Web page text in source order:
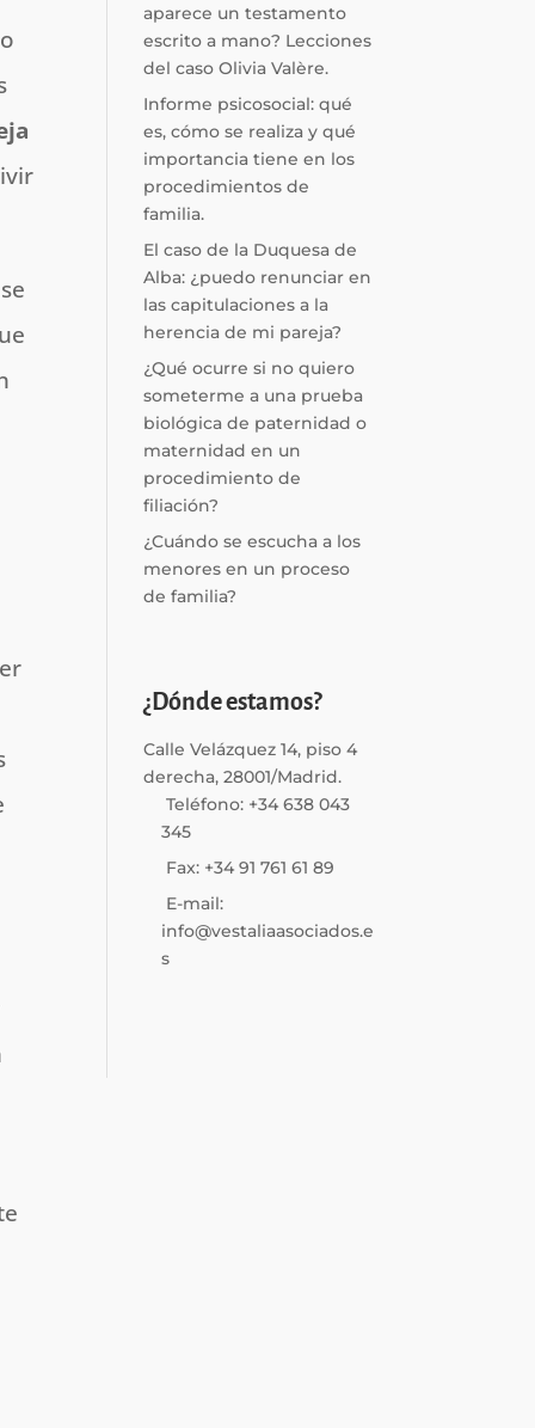
aparece un testamento
escrito a mano? Lecciones
del caso Olivia Valère.
Informe psicosocial: qué
es, cómo se realiza y qué
importancia tiene en los
procedimientos de
familia.
El caso de la Duquesa de
Alba: ¿puedo renunciar en
las capitulaciones a la
herencia de mi pareja?
¿Qué ocurre si no quiero
someterme a una prueba
biológica de paternidad o
maternidad en un
procedimiento de
filiación?
¿Cuándo se escucha a los
menores en un proceso
de familia?
¿Dónde estamos?
Calle Velázquez 14, piso 4
derecha, 28001/Madrid.
Teléfono: +34 638 043
345
Fax: +34 91 761 61 89
E-mail:
info@vestaliaasociados.e
s